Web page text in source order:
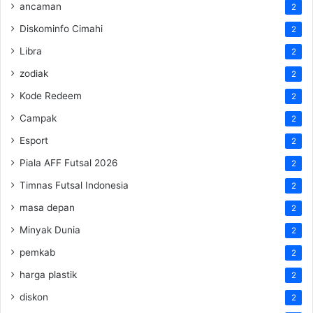
ancaman 2
Diskominfo Cimahi 2
Libra 2
zodiak 2
Kode Redeem 2
Campak 2
Esport 2
Piala AFF Futsal 2026 2
Timnas Futsal Indonesia 2
masa depan 2
Minyak Dunia 2
pemkab 2
harga plastik 2
diskon 2